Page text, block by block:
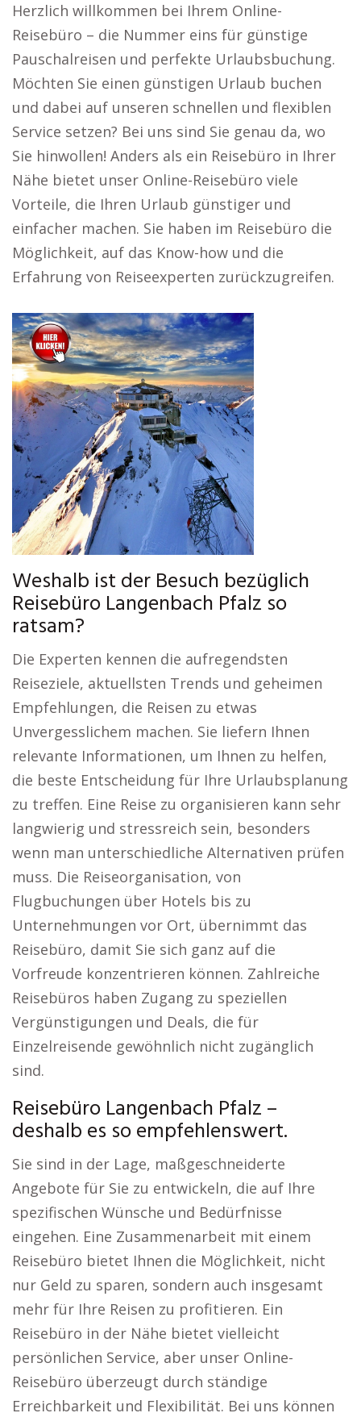
Herzlich willkommen bei Ihrem Online-
Reisebüro – die Nummer eins für günstige
Pauschalreisen und perfekte Urlaubsbuchung.
Möchten Sie einen günstigen Urlaub buchen
und dabei auf unseren schnellen und flexiblen
Service setzen? Bei uns sind Sie genau da, wo
Sie hinwollen! Anders als ein Reisebüro in Ihrer
Nähe bietet unser Online-Reisebüro viele
Vorteile, die Ihren Urlaub günstiger und
einfacher machen. Sie haben im Reisebüro die
Möglichkeit, auf das Know-how und die
Erfahrung von Reiseexperten zurückzugreifen.
Weshalb ist der Besuch bezüglich
Reisebüro Langenbach Pfalz so
ratsam?
Die Experten kennen die aufregendsten
Reiseziele, aktuellsten Trends und geheimen
Empfehlungen, die Reisen zu etwas
Unvergesslichem machen. Sie liefern Ihnen
relevante Informationen, um Ihnen zu helfen,
die beste Entscheidung für Ihre Urlaubsplanung
zu treffen. Eine Reise zu organisieren kann sehr
langwierig und stressreich sein, besonders
wenn man unterschiedliche Alternativen prüfen
muss. Die Reiseorganisation, von
Flugbuchungen über Hotels bis zu
Unternehmungen vor Ort, übernimmt das
Reisebüro, damit Sie sich ganz auf die
Vorfreude konzentrieren können. Zahlreiche
Reisebüros haben Zugang zu speziellen
Vergünstigungen und Deals, die für
Einzelreisende gewöhnlich nicht zugänglich
sind.
Reisebüro Langenbach Pfalz –
deshalb es so empfehlenswert.
Sie sind in der Lage, maßgeschneiderte
Angebote für Sie zu entwickeln, die auf Ihre
spezifischen Wünsche und Bedürfnisse
eingehen. Eine Zusammenarbeit mit einem
Reisebüro bietet Ihnen die Möglichkeit, nicht
nur Geld zu sparen, sondern auch insgesamt
mehr für Ihre Reisen zu profitieren. Ein
Reisebüro in der Nähe bietet vielleicht
persönlichen Service, aber unser Online-
Reisebüro überzeugt durch ständige
Erreichbarkeit und Flexibilität. Bei uns können